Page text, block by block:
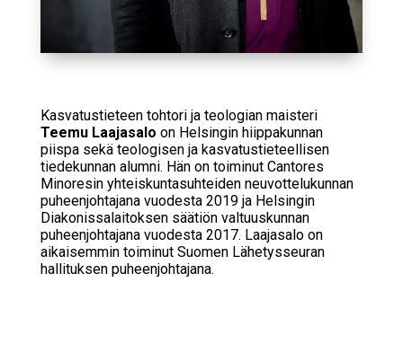
Kasvatustieteen tohtori ja teologian maisteri
Teemu Laajasalo on Helsingin hiippakunnan
piispa sekä teologisen ja kasvatustieteellisen
tiedekunnan alumni. Hän on toiminut Cantores
Minoresin yhteiskuntasuhteiden neuvottelukunnan
puheenjohtajana vuodesta 2019 ja Helsingin
Diakonissalaitoksen säätiön valtuuskunnan
puheenjohtajana vuodesta 2017. Laajasalo on
aikaisemmin toiminut Suomen Lähetysseuran
hallituksen puheenjohtajana.